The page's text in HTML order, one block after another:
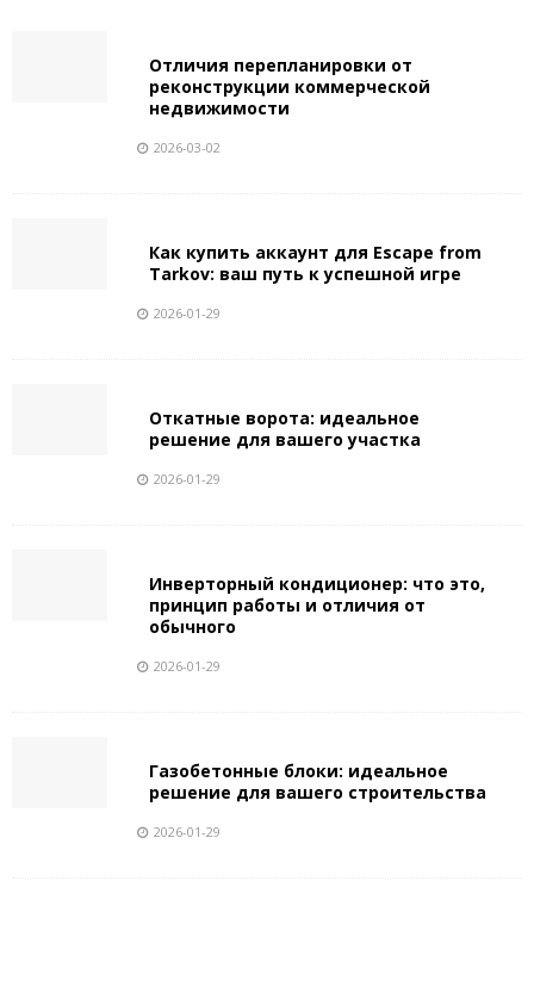
Отличия перепланировки от
реконструкции коммерческой
недвижимости
2026-03-02
Как купить аккаунт для Escape from
Tarkov: ваш путь к успешной игре
2026-01-29
Откатные ворота: идеальное
решение для вашего участка
2026-01-29
Инверторный кондиционер: что это,
принцип работы и отличия от
обычного
2026-01-29
Газобетонные блоки: идеальное
решение для вашего строительства
2026-01-29